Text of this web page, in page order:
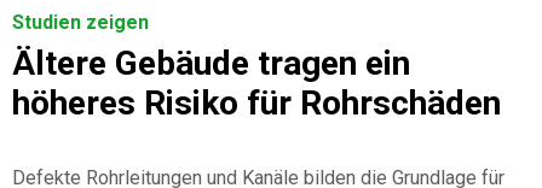
Studien zeigen
Ältere Gebäude tragen ein
höheres Risiko für Rohrschäden
Defekte Rohrleitungen und Kanäle bilden die Grundlage für